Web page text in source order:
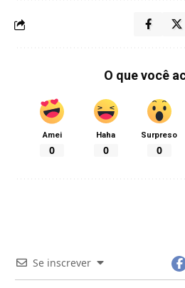
O que você
Amei
0
Haha
0
Surpreso
0
Se inscrever